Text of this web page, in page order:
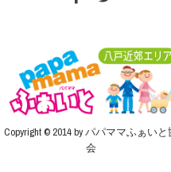
Copyright © 2014 by パパママふぁいと
会